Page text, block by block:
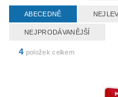
ABECEDNĚ
NEJPRODÁVANĚJŠÍ
4 položek celkem